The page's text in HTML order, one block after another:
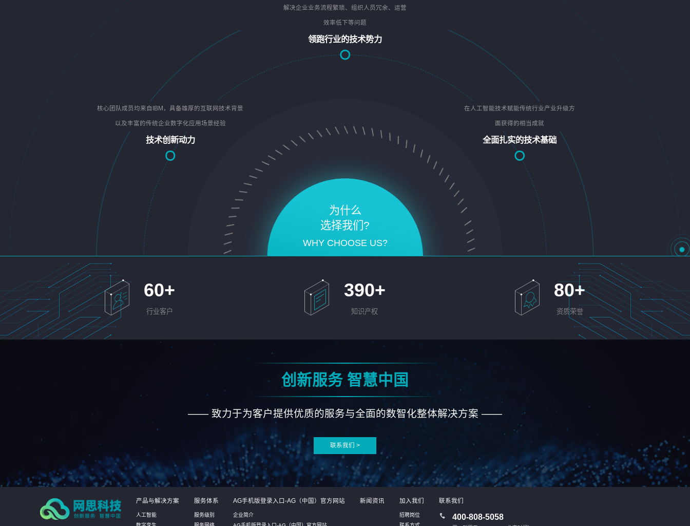
为什么
选择我们?
WHY CHOOSE US?
核心团队成员均来自IBM，具备雄厚的互联网技术背景
以及丰富的传统企业数字化应用场景经验
技术创新动力
解决企业业务流程繁琐、组织人员冗余、运营
效率低下等问题
领跑行业的技术势力
在人工智能技术赋能传统行业产业升级方
面获得的相当成就
全面扎实的技术基础
60+
行业客户
390+
知识产权
80+
资质荣誉
创新服务 智慧中国
—— 致力于为客户提供优质的服务与全面的数智化整体解决方案 ——
联系我们 >
产品与解决方案
人工智能
服务体系
服务级别
AG手机版登录入口-AG（中国）官方网站
企业简介
新闻资讯 加入我们
招聘岗位
联系我们
400-808-5058